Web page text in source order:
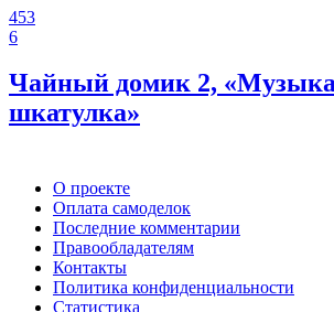
453
6
Чайный домик 2,
шкатулка»
О проекте
Оплата самоделок
Последние комментарии
Правообладателям
Контакты
Политика конфиденциальности
Статистика